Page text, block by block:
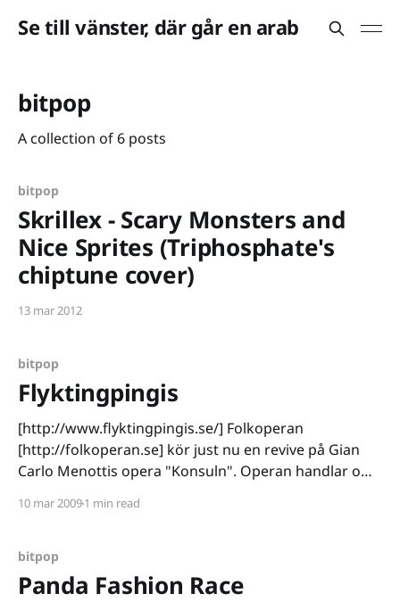
Se till vänster, där går en arab
bitpop
A collection of 6 posts
bitpop
Skrillex - Scary Monsters and
Nice Sprites (Triphosphate's
chiptune cover)
13 mar 2012
bitpop
Flyktingpingis
[http://www.flyktingpingis.se/] Folkoperan
[http://folkoperan.se] kör just nu en revive på Gian
Carlo Menottis opera "Konsuln". Operan handlar om
uppdaterade versionen som just nu spelas får vi följa
10 mar 20091 min read
bitpop
Panda Fashion Race